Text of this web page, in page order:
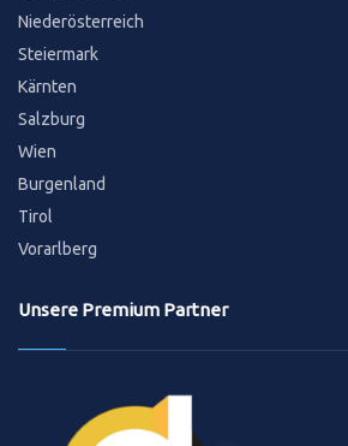
Niederösterreich
Steiermark
Kärnten
Salzburg
Wien
Burgenland
Tirol
Vorarlberg
Unsere Premium Partner